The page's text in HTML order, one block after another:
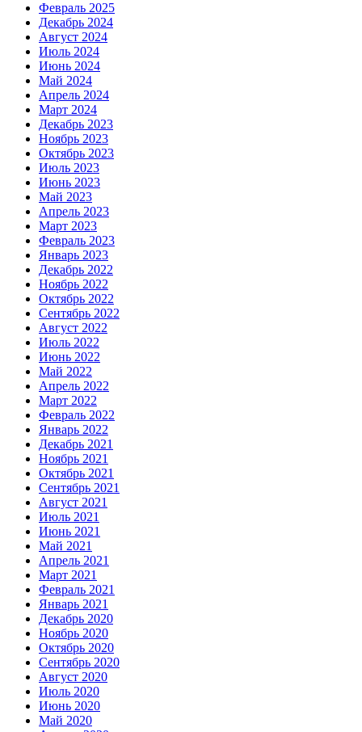
Февраль 2025
Декабрь 2024
Август 2024
Июль 2024
Июнь 2024
Май 2024
Апрель 2024
Март 2024
Декабрь 2023
Ноябрь 2023
Октябрь 2023
Июль 2023
Июнь 2023
Май 2023
Апрель 2023
Март 2023
Февраль 2023
Январь 2023
Декабрь 2022
Ноябрь 2022
Октябрь 2022
Сентябрь 2022
Август 2022
Июль 2022
Июнь 2022
Май 2022
Апрель 2022
Март 2022
Февраль 2022
Январь 2022
Декабрь 2021
Ноябрь 2021
Октябрь 2021
Сентябрь 2021
Август 2021
Июль 2021
Июнь 2021
Май 2021
Апрель 2021
Март 2021
Февраль 2021
Январь 2021
Декабрь 2020
Ноябрь 2020
Октябрь 2020
Сентябрь 2020
Август 2020
Июль 2020
Июнь 2020
Май 2020